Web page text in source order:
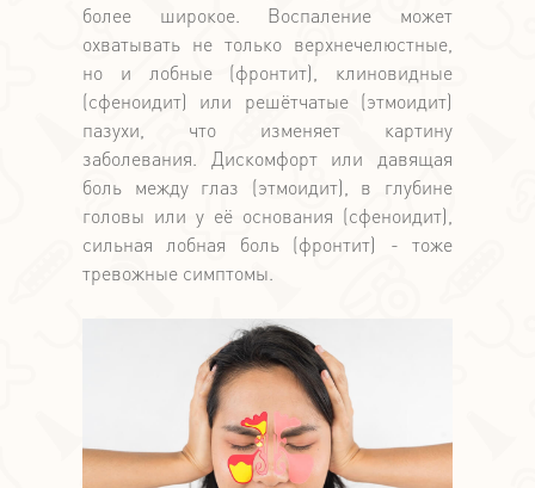
более широкое. Воспаление может
охватывать не только верхнечелюстные,
но и лобные (фронтит), клиновидные
(сфеноидит) или решётчатые (этмоидит)
пазухи, что изменяет картину
заболевания. Дискомфорт или давящая
боль между глаз (этмоидит), в глубине
головы или у её основания (сфеноидит),
сильная лобная боль (фронтит) - тоже
тревожные симптомы.